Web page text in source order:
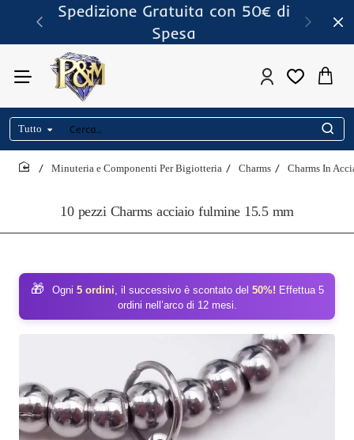
Spedizione Gratuita con 50€ di
Spesa
Tutto
Cerca..
10 pezzi Charms acciaio fulmine 15.5 mm
Minuteria e Componenti Per Bigiotteria Charms Charms In
🎁 Ogni 5 ordini, il successivo è scontato del 50%! Effettua 5
ordini nell’arco di 12 mesi.